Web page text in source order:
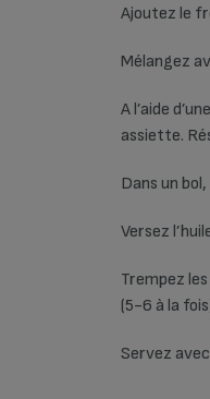
Ajoutez le
Mélangez
A l’aide
assiette.
Dans un
Versez
Trempez
(5-6 à la
Servez